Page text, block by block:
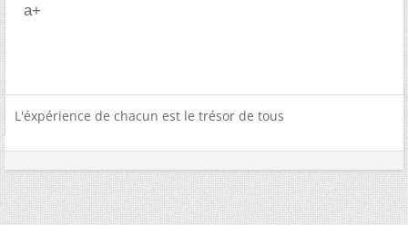
a+
L'éxpérience de chacun est le trésor de tous